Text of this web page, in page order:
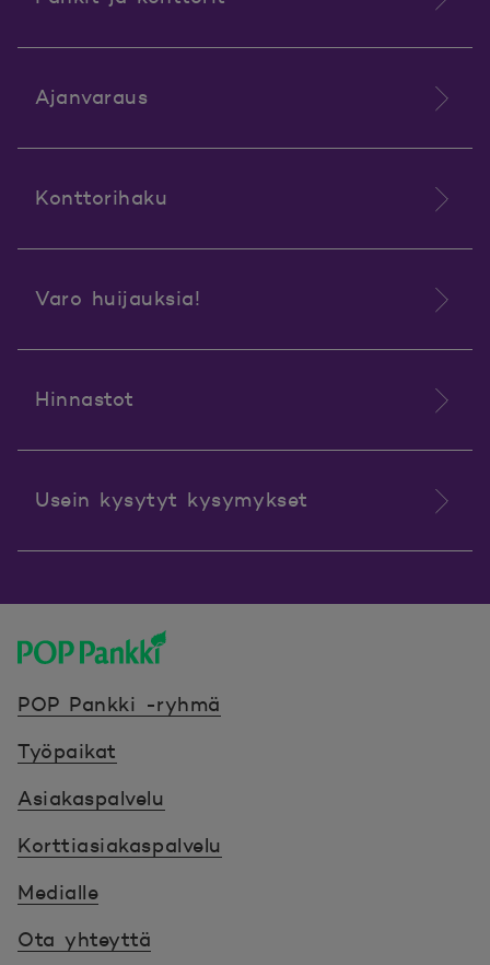
Ajanvaraus
Konttorihaku
Varo huijauksia!
Hinnastot
Usein kysytyt kysymykset
POP Pankki -ryhmä
Työpaikat
Asiakaspalvelu
Korttiasiakaspalvelu
Medialle
Ota yhteyttä